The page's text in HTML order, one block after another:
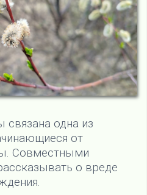
связана одна из
от
Совместными
о вреде